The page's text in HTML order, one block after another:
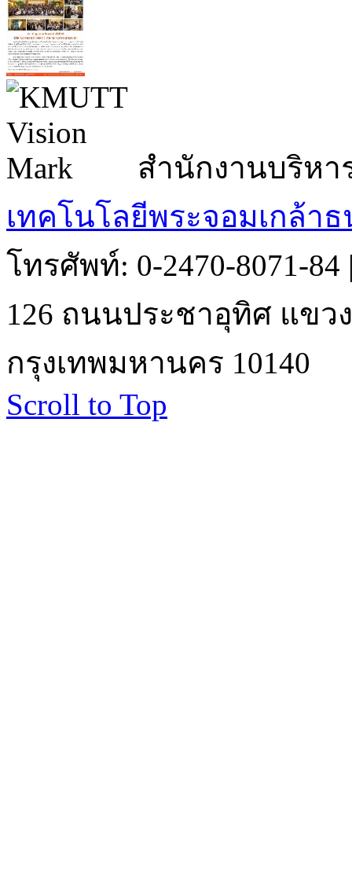
สำนักงานบริห
เทคโนโลยีพระจอมเกล้า
โทรศัพท์: 0-2470-8071-84
126 ถนนประชาอุทิศ แขว
กรุงเทพมหานคร 10140
Scroll to Top